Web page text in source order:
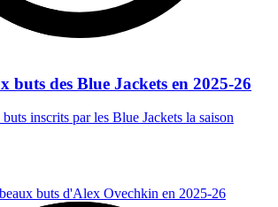
buts des Blue Jackets en 2025-26
inscrits par les Blue Jackets la saison